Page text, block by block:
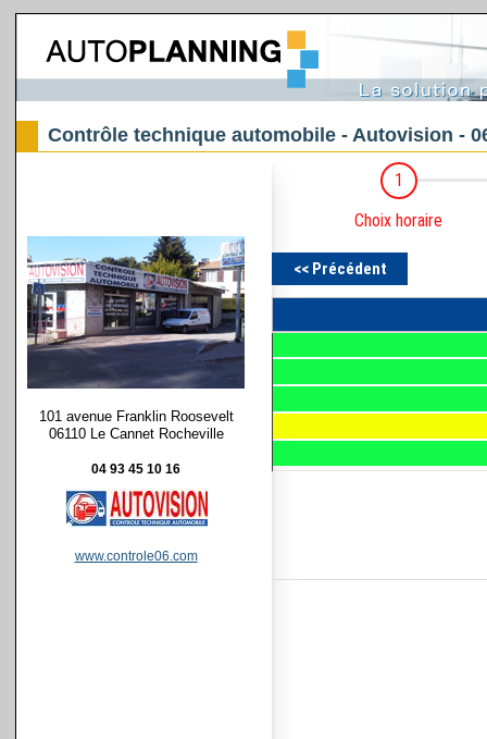
Contrôle technique automobile - Autovision -
101 avenue Franklin Roosevelt
06110 Le Cannet Rocheville
04 93 45 10 16
www.controle06.com